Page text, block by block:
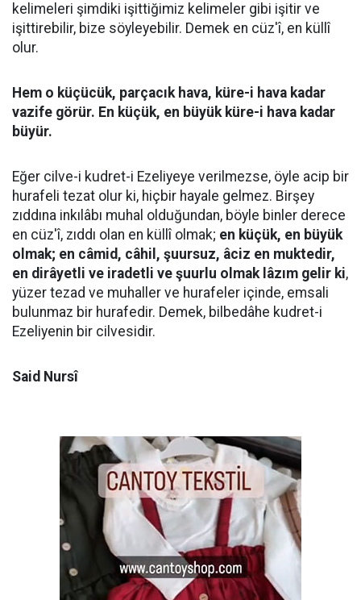
kelimeleri şimdiki işittiğimiz kelimeler gibi işitir ve
işittirebilir, bize söyleyebilir. Demek en cüz'î, en küllî
olur.
Hem o küçücük, parçacık hava, küre-i hava kadar
vazife görür. En küçük, en büyük küre-i hava kadar
büyür.
Eğer cilve-i kudret-i Ezeliyeye verilmezse, öyle acip bir
hurafeli tezat olur ki, hiçbir hayale gelmez. Birşey
zıddına inkılâbı muhal olduğundan, böyle binler derece
en cüz'î, zıddı olan en küllî olmak; en küçük, en büyük
olmak; en câmid, câhil, şuursuz, âciz en muktedir,
en dirâyetli ve iradetli ve şuurlu olmak lâzım gelir ki,
yüzer tezad ve muhaller ve hurafeler içinde, emsali
bulunmaz bir hurafedir. Demek, bilbedâhe kudret-i
Ezeliyenin bir cilvesidir.
Said Nursî